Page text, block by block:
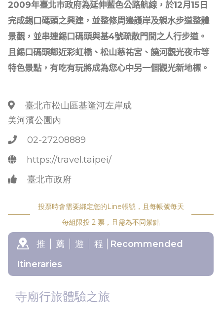
2009年臺北市政府為延伸藍色公路航線，於12月 15 日
完成錫口碼頭之興建，並整修周邊護岸及親水步道整體
景觀，並串連錫口碼頭與基4號疏散門間之人行步道。
且錫口碼頭鄰近彩虹橋、松山慈祐宮、饒河觀光夜市等
特色景點，有吃有玩將成為您心中另一個觀光新地標。
臺北市松山區基隆河左岸成
美河濱公園內
02-27208889
https://travel.taipei/
臺北市政府
投票時會需要綁定您的Line帳號，且每帳號每天
每組限投 2 票，且需為不同景點
推 薦 遊 程
Recommended
Itineraries
寺廟行旅體驗之旅